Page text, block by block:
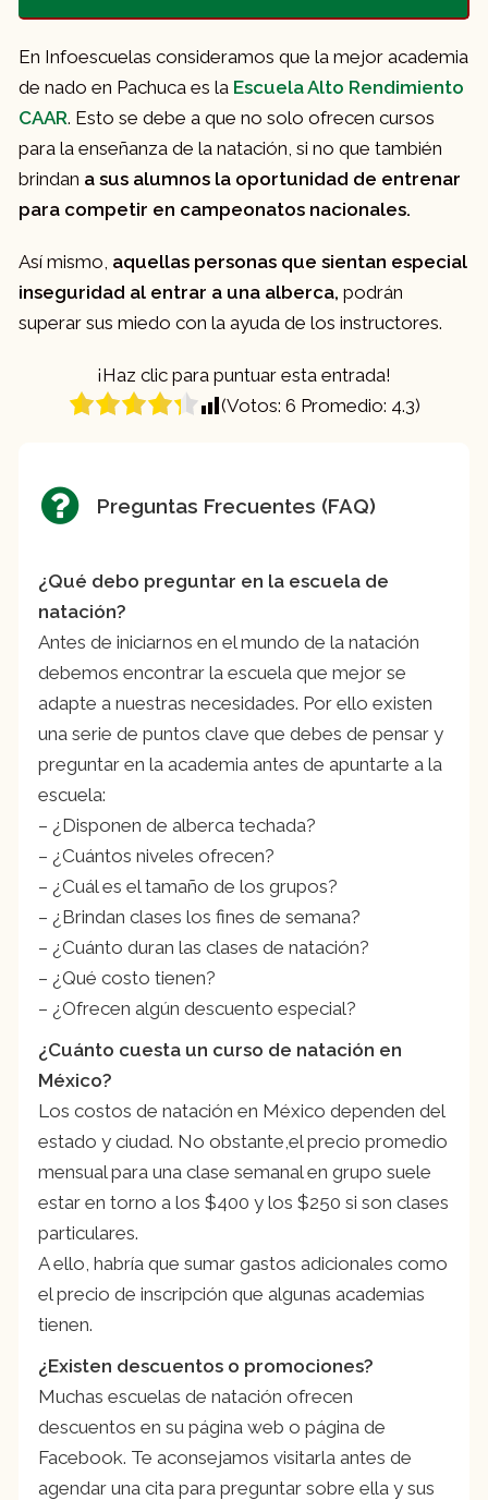
En Infoescuelas consideramos que la mejor academia
de nado en Pachuca es la Escuela Alto Rendimiento
CAAR. Esto se debe a que no solo ofrecen cursos
para la enseñanza de la natación, si no que también
brindan a sus alumnos la oportunidad de entrenar
para competir en campeonatos nacionales.
Así mismo, aquellas personas que sientan especial
inseguridad al entrar a una alberca, podrán
superar sus miedo con la ayuda de los instructores.
¡Haz clic para puntuar esta entrada!
(Votos: 6 Promedio: 4.3)
Preguntas Frecuentes (FAQ)
¿Qué debo preguntar en la escuela de
natación?
Antes de iniciarnos en el mundo de la natación
debemos encontrar la escuela que mejor se
adapte a nuestras necesidades. Por ello existen
una serie de puntos clave que debes de pensar y
preguntar en la academia antes de apuntarte a la
escuela:
– ¿Disponen de alberca techada?
– ¿Cuántos niveles ofrecen?
– ¿Cuál es el tamaño de los grupos?
– ¿Brindan clases los fines de semana?
– ¿Cuánto duran las clases de natación?
– ¿Qué costo tienen?
– ¿Ofrecen algún descuento especial?
¿Cuánto cuesta un curso de natación en
México?
Los costos de natación en México dependen del
estado y ciudad. No obstante,el precio promedio
mensual para una clase semanal en grupo suele
estar en torno a los $400 y los $250 si son clases
particulares.
A ello, habría que sumar gastos adicionales como
el precio de inscripción que algunas academias
tienen.
¿Existen descuentos o promociones?
Muchas escuelas de natación ofrecen
descuentos en su página web o página de
Facebook. Te aconsejamos visitarla antes de
agendar una cita para preguntar sobre ella y sus